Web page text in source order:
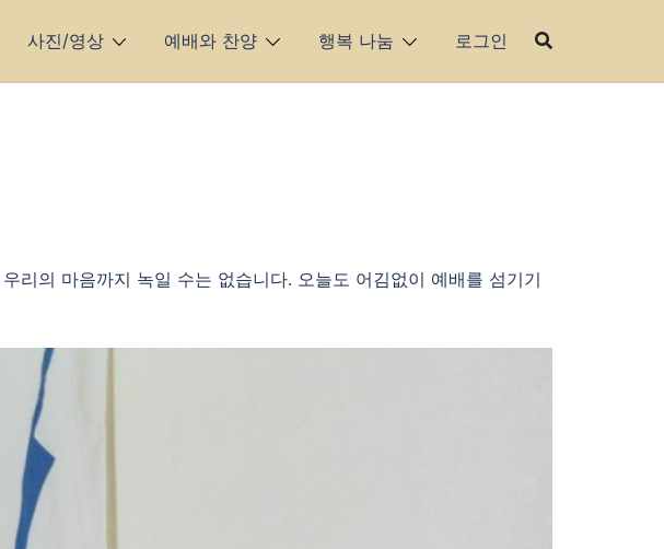
사진/영상 예배와 찬양 행복 나눔 로그인
리의 마음까지 녹일 수는 없습니다. 오늘도 어김없이 예배를 섬기기